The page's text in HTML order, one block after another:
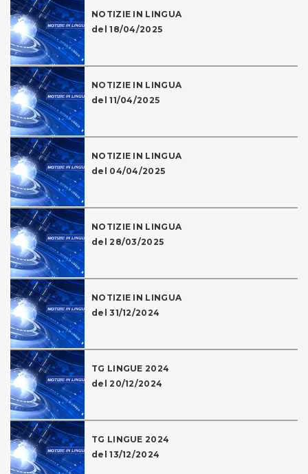
NOTIZIE IN LINGUA
del 18/04/2025
NOTIZIE IN LINGUA
del 11/04/2025
NOTIZIE IN LINGUA
del 04/04/2025
NOTIZIE IN LINGUA
del 28/03/2025
NOTIZIE IN LINGUA
del 31/12/2024
TG LINGUE 2024
del 20/12/2024
TG LINGUE 2024
del 13/12/2024